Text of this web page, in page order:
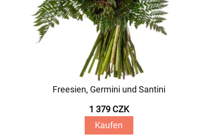
Freesien, Germini und Santini
1 379 CZK
Kaufen